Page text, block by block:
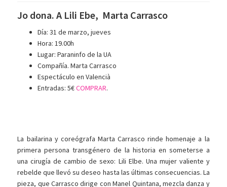
Jo dona. A Lili Ebe, Marta Carrasco
Día: 31 de marzo, jueves
Hora: 19.00h
Lugar: Paraninfo de la UA
Compañía. Marta Carrasco
Espectáculo en Valencià
Entradas: 5€COMPRAR.
La bailarina y coreógrafa Marta Carrasco rinde homenaje a la
primera persona transgénero de la historia en someterse a
una cirugía de cambio de sexo: Lili Elbe. Una mujer valiente y
rebelde que llevó su deseo hasta las últimas consecuencias. La
pieza, que Carrasco dirige con Manel Quintana, mezcla danza y